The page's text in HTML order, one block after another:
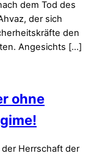
dem Tod des
der sich
den
Angesichts […]
ohne
der Herrschaft der